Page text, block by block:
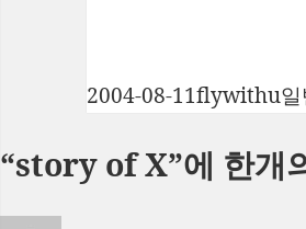
작
일
2004-08-11글
이
flywithu카
고
“story of X”에 한개